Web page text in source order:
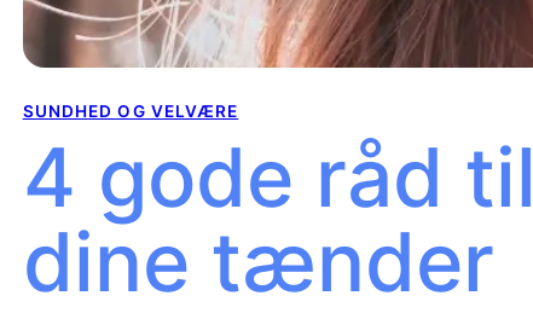
SUNDHED OG VELVÆRE
4 gode råd
dine tænder